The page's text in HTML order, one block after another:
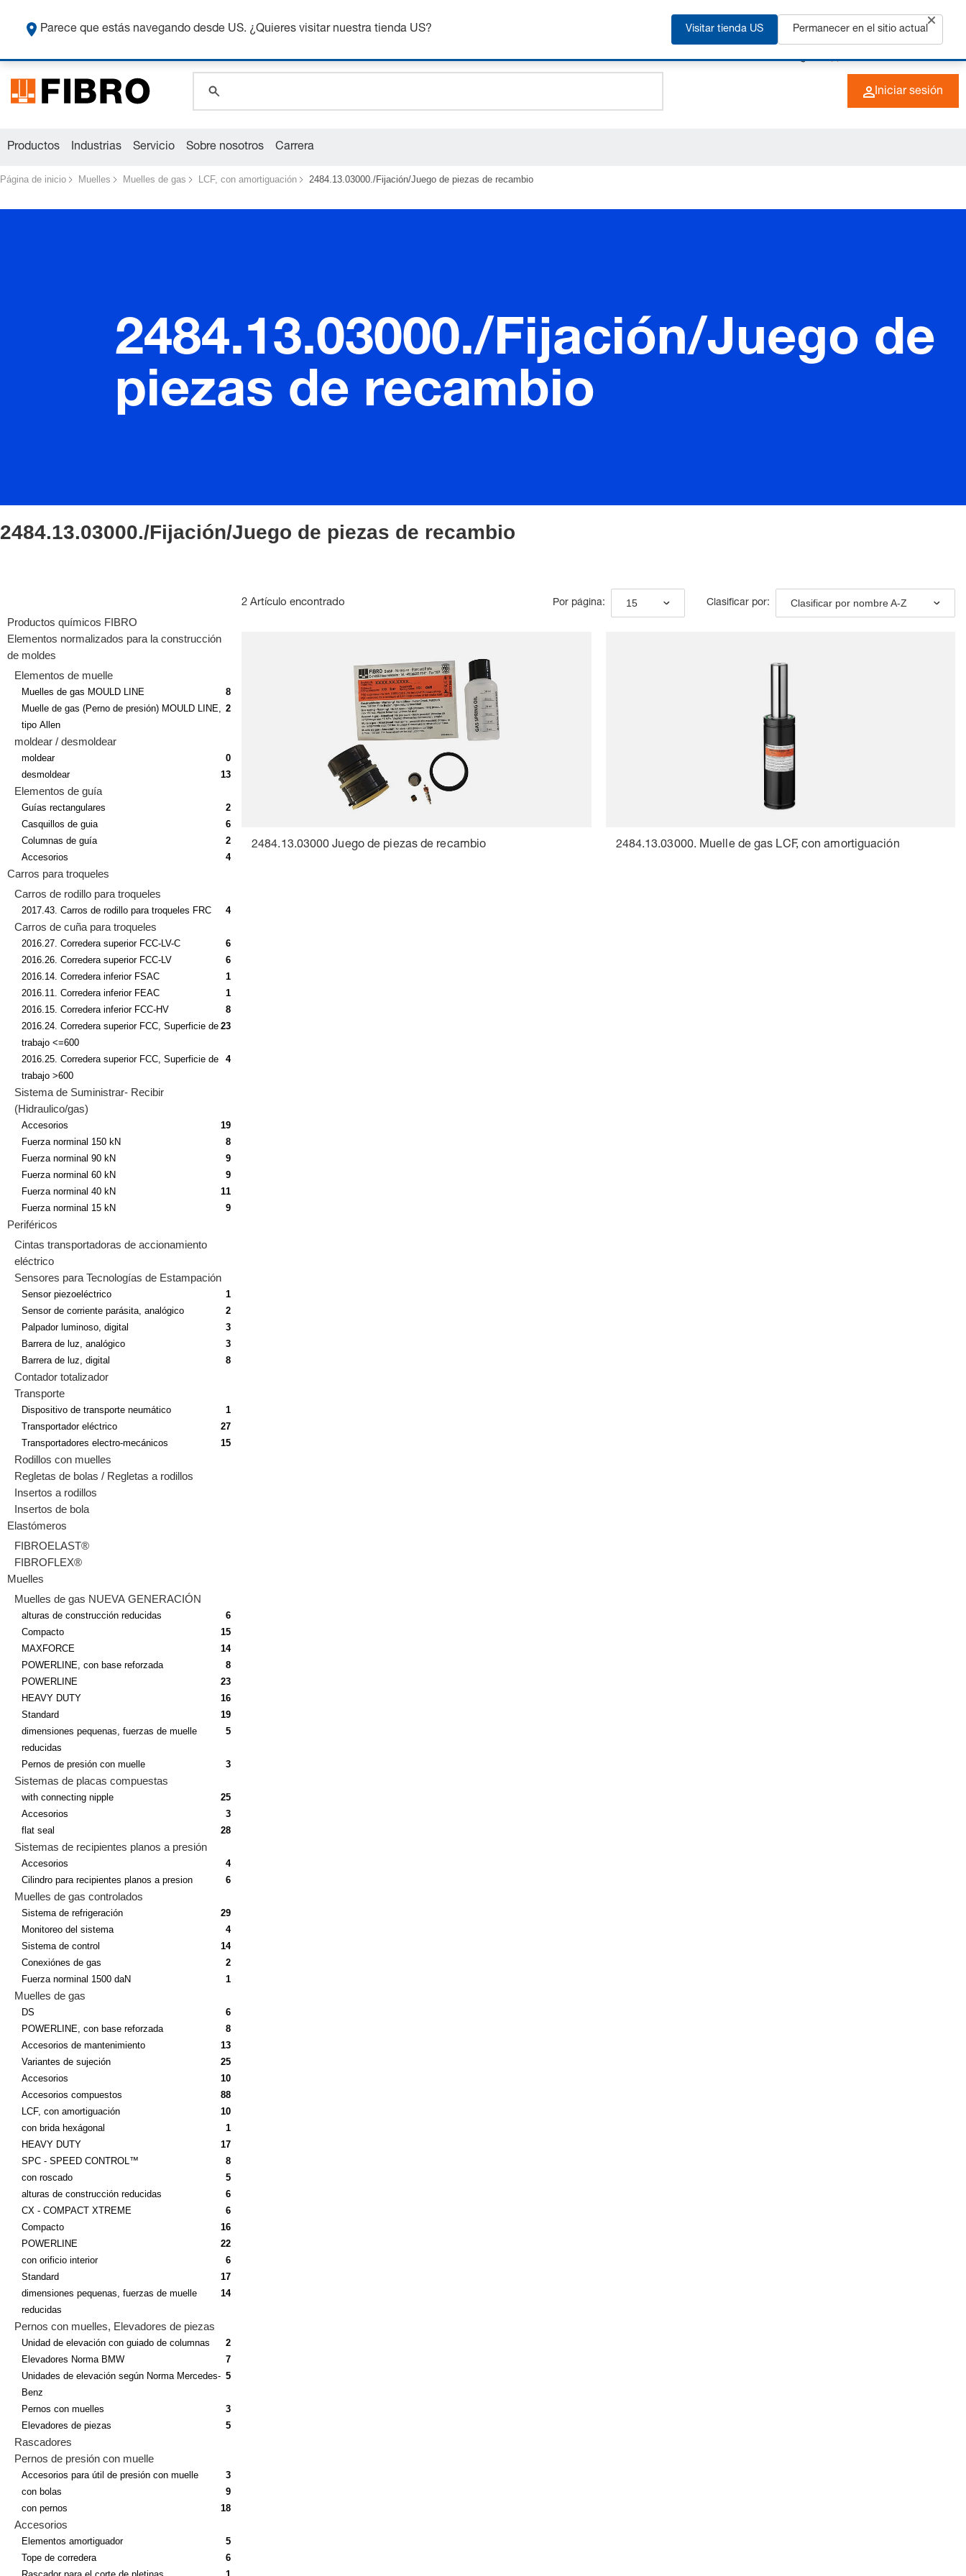
+49 (0) 6266 73-0 ES
global.search.placeholder.category
Iniciar sesión
Productos Industrias Servicio Sobre nosotros Carrera
Página de inicio Muelles Muelles de gas LCF, con amortiguación 2484.13.03000./Fijación/Juego de piezas de recambio
2484.13.03000./Fijación/Juego de
piezas de recambio
2484.13.03000./Fijación/Juego de piezas de recambio
Productos químicos FIBRO
Elementos normalizados para la construcción
de moldes
Elementos de muelle
Muelles de gas MOULD LINE
8
Muelle de gas (Perno de presión) MOULD LINE,
tipo Allen
2
moldear / desmoldear
moldear
0
desmoldear
13
Elementos de guía
Guías rectangulares
2
Casquillos de guia
6
Columnas de guía
2
Accesorios
4
Carros para troqueles
Carros de rodillo para troqueles
2017.43. Carros de rodillo para troqueles FRC 4
Carros de cuña para troqueles
2016.27. Corredera superior FCC-LV-C
6
2016.26. Corredera superior FCC-LV
6
2016.14. Corredera inferior FSAC
1
2016.11. Corredera inferior FEAC
1
2016.15. Corredera inferior FCC-HV
8
2016.24. Corredera superior FCC, Superficie de
trabajo <=600
23
2016.25. Corredera superior FCC, Superficie de
trabajo >600
4
Sistema de Suministrar- Recibir
(Hidraulico/gas)
Accesorios
19
Fuerza norminal 150 kN
8
Fuerza norminal 90 kN
9
Fuerza norminal 60 kN
9
Fuerza norminal 40 kN
11
Fuerza norminal 15 kN
9
Periféricos
Cintas transportadoras de accionamiento
eléctrico
Sensores para Tecnologías de Estampación
Sensor piezoeléctrico
1
Sensor de corriente parásita, analógico
2
Palpador luminoso, digital
3
Barrera de luz, analógico
3
Barrera de luz, digital
8
Contador totalizador
Transporte
Dispositivo de transporte neumático
1
Transportador eléctrico
27
Transportadores electro-mecánicos
15
Rodillos con muelles
Regletas de bolas / Regletas a rodillos
Insertos a rodillos
Insertos de bola
Elastómeros
FIBROELAST®
FIBROFLEX®
Muelles
Muelles de gas NUEVA GENERACIÓN
alturas de construcción reducidas
6
Compacto
15
MAXFORCE
14
POWERLINE, con base reforzada
8
POWERLINE
23
HEAVY DUTY
16
Standard
19
dimensiones pequenas, fuerzas de muelle
reducidas
5
Pernos de presión con muelle 3
Sistemas de placas compuestas
with connecting nipple
25
Accesorios
3
flat seal
28
Sistemas de recipientes planos a presión
Accesorios
4
Cilindro para recipientes planos a presion
6
Muelles de gas controlados
Sistema de refrigeración
29
Monitoreo del sistema
4
Sistema de control
14
Conexiónes de gas
2
Fuerza norminal 1500 daN
1
Muelles de gas
DS
6
POWERLINE, con base reforzada
8
Accesorios de mantenimiento
13
Variantes de sujeción
25
Accesorios
10
Accesorios compuestos
88
LCF, con amortiguación
10
con brida hexágonal
1
HEAVY DUTY
17
SPC - SPEED CONTROL™
8
con roscado
5
alturas de construcción reducidas
6
CX - COMPACT XTREME
6
Compacto
16
POWERLINE
22
con orificio interior
6
Standard
17
dimensiones pequenas, fuerzas de muelle
reducidas
14
Pernos con muelles, Elevadores de piezas
Unidad de elevación con guiado de columnas
2
Elevadores Norma BMW
7
Unidades de elevación según Norma Mercedes-
Benz
5
Pernos con muelles
3
Elevadores de piezas
5
Rascadores
Pernos de presión con muelle
Accesorios para útil de presión con muelle
3
con bolas
9
con pernos
18
Accesorios
Elementos amortiguador
5
Tope de corredera
6
2 Artículo encontrado Por página: 15 Clasificar por: Clasificar por nombre A-Z
2484.13.03000 Juego de piezas de recambio 2484.13.03000. Muelle de gas LCF, con amortiguación
Parece que estás navegando desde US. ¿Quieres visitar nuestra tienda US? Visitar tienda US Permanecer en el sitio actual